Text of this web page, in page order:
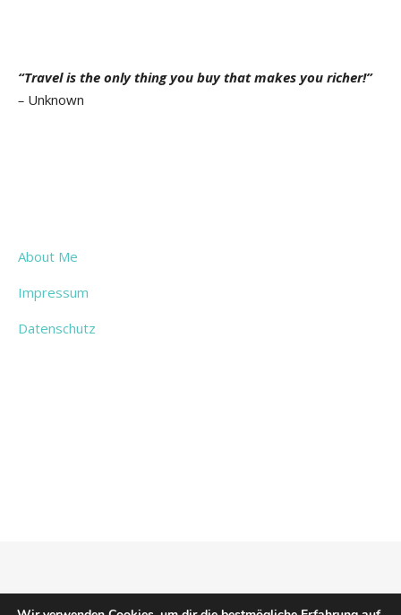
“Travel is the only thing you buy that makes you richer!”
– Unknown
About Me
Impressum
Datenschutz
© 2026 We Are Happy Here |Bard Theme von WP Royal